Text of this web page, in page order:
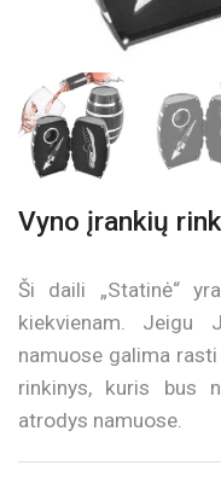
Vyno įrankių
Ši daili „Statinė“
kiekvienam. Jeigu
namuose galima
rinkinys, kuris bus
atrodys namuose.